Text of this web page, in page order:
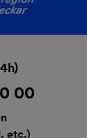
00
etc.)